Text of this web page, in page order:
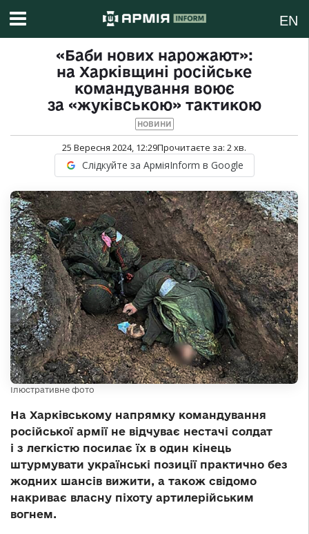
EN
«Баби нових нарожают»:
на Харківщині російське
командування воює
за «жуківською» тактикою
НОВИНИ
25 Вересня 2024, 12:29Прочитаєте за: 2хв.
Слідкуйте за АрміяInform в Google
Ілюстративне фото
На Харківському напрямку командування
російської армії не відчуває нестачі солдат
і з легкістю посилає їх в один кінець
штурмувати українські позиції практично без
жодних шансів вижити, а також свідомо
накриває власну піхоту артилерійським
вогнем.